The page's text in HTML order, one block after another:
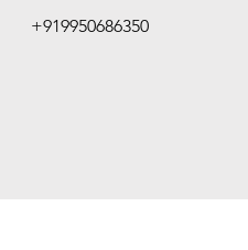
+919950686350